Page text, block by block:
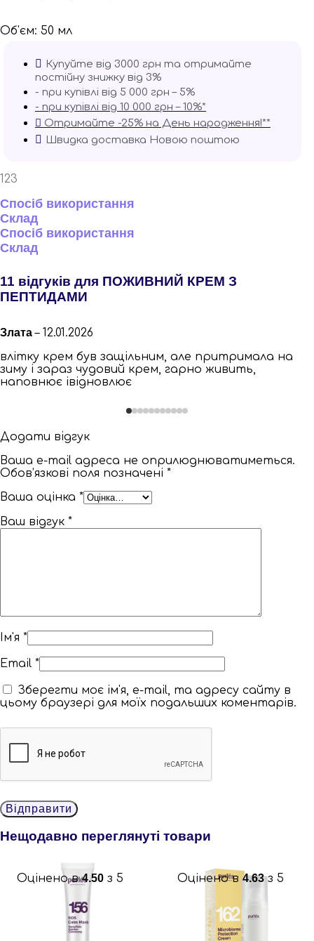
Об'єм: 50 мл
Купуйте від 3000 грн та отримайте
постійну знижку від 3%
- при купівлі від 5 000 грн – 5%
- при купівлі від 10 000 грн – 10%*
Отримайте -25% на День народження!**
Швидка доставка Новою поштою
123
Спосіб використання
Склад
Спосіб використання
Склад
11 відгуків для ПОЖИВНИЙ КРЕМ З
ПЕПТИДАМИ
Злата– 12.01.2026
влітку крем був защільним, але притримала на
зиму і зараз чудовий крем, гарно живить,
наповнює івідновлює
Додати відгук
Ваша e-mail адреса не оприлюднюватиметься.
Обов’язкові поля позначені *
Ваша оцінка *
Ваш відгук *
Ім'я *
Email *
Зберегти моє ім'я, e-mail, та адресу сайту в
цьому браузері для моїх подальших коментарів.
Нещодавно переглянуті товари
Оцінено в4.50 з 5 Оцінено в4.63з 5